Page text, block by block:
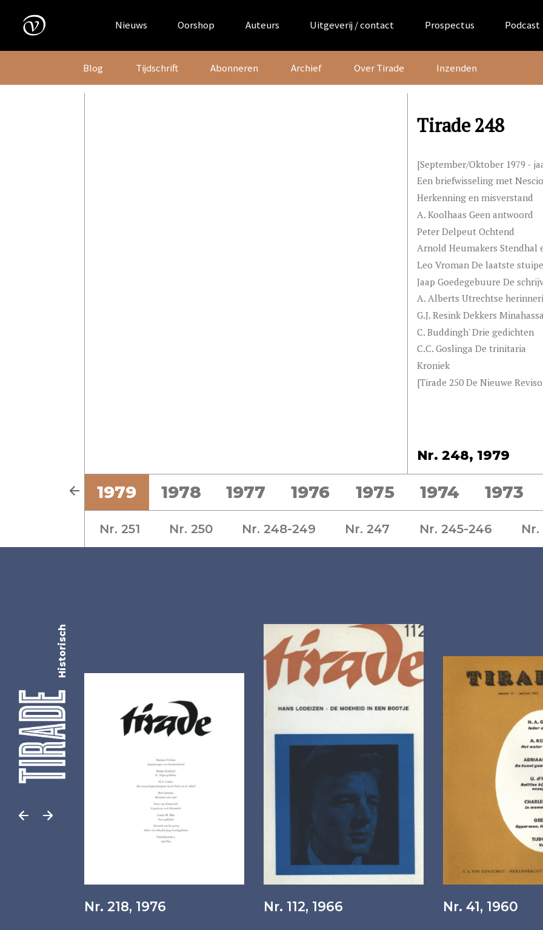
content
Nieuws Oorshop Auteurs Uitgeverij / contact Prospectus Podcast
Blog Tijdschrift Abonneren Archief Over Tirade Inzenden
Tirade 248
[September/Oktober 1979 -
Een briefwisseling met
Herkenning en misverstand
A. Koolhaas Geen antwoord
Peter Delpeut Ochtend
Arnold Heumakers Stendhal
Leo Vroman De laatste
Jaap Goedegebuure De
A. Alberts Utrechtse
G.J. Resink Dekkers Minahassa
C. Buddingh' Drie gedichten
C.C. Goslinga De trinitaria
Kroniek
[Tirade 250 De Nieuwe
Nr. 248, 1979
1980 1979 1978 1977 1976 1975 1974 1973
Nr. 251 Nr. 250 Nr. 248-249 Nr. 247 Nr. 245-246
Historisch
Nr. 218, 1976 Nr. 112, 1966 Nr. 41, 1960